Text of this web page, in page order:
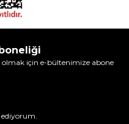
için e-bültenimize abone